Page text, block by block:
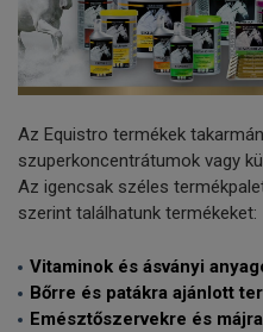
Az Equistro termékek
szuperkoncentrátumok vagy
Az igencsak széles
szerint találhatunk termékeket:
Vitaminok és ásványi
Bőrre és patákra ajánlott
Emésztőszervekre és